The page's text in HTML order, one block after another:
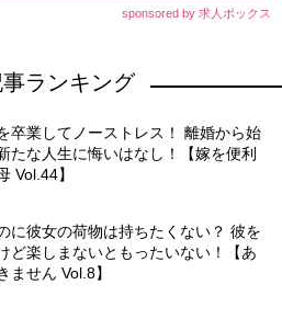
sponsored by 求人ボックス
事ランキング
卒業してノーストレス！ 離婚から始
たな人生に悔いはなし！【嫁を便利
Vol.44】
に彼女の荷物は持ちたくない？ 彼を
ど楽しまないともったいない！【あ
ません Vol.8】